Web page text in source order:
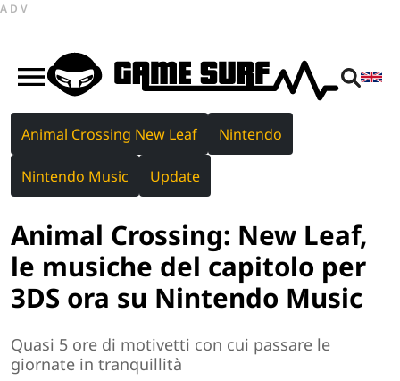
ADV
Animal Crossing New Leaf Nintendo
Nintendo Music Update
Animal Crossing: New Leaf,
le musiche del capitolo per
3DS ora su Nintendo Music
Quasi 5 ore di motivetti con cui passare le
giornate in tranquillità